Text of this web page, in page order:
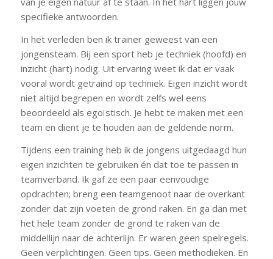
specifieke antwoorden.
In het verleden ben ik trainer geweest van een
jongensteam. Bij een sport heb je techniek (hoofd) en
inzicht (hart) nodig. Uit ervaring weet ik dat er vaak
vooral wordt getraind op techniek. Eigen inzicht wordt
niet altijd begrepen en wordt zelfs wel eens
beoordeeld als egoïstisch. Je hebt te maken met een
team en dient je te houden aan de geldende norm.
Tijdens een training heb ik de jongens uitgedaagd hun
eigen inzichten te gebruiken én dat toe te passen in
teamverband. Ik gaf ze een paar eenvoudige
opdrachten; breng een teamgenoot naar de overkant
zonder dat zijn voeten de grond raken. En ga dan met
het hele team zonder de grond te raken van de
middellijn naar de achterlijn. Er waren geen spelregels.
Geen verplichtingen. Geen tips. Geen methodieken. En